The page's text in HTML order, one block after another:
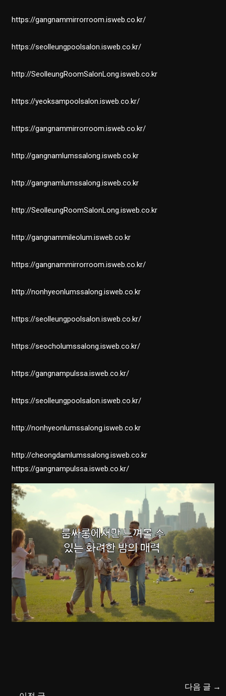
https://gangnammirrorroom.isweb.co.kr/
https://seolleungpoolsalon.isweb.co.kr/
http://SeolleungRoomSalonLong.isweb.co.kr
https://yeoksampoolsalon.isweb.co.kr/
https://gangnammirrorroom.isweb.co.kr/
http://gangnamlumssalong.isweb.co.kr
http://gangnamlumssalong.isweb.co.kr
http://SeolleungRoomSalonLong.isweb.co.kr
http://gangnammileolum.isweb.co.kr
https://gangnammirrorroom.isweb.co.kr/
http://nonhyeonlumssalong.isweb.co.kr
https://seolleungpoolsalon.isweb.co.kr/
https://seocholumssalong.isweb.co.kr/
https://gangnampulssa.isweb.co.kr/
https://seolleungpoolsalon.isweb.co.kr/
http://nonhyeonlumssalong.isweb.co.kr
http://cheongdamlumssalong.isweb.co.kr
https://gangnampulssa.isweb.co.kr/
다음 글 →